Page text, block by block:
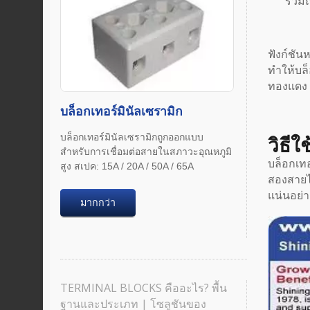
บล็อกเทอร์มินัลเซรามิก
บล็อกเทอร์มินัลเซรามิกถูกออกแบบ
สำหรับการเชื่อมต่อสายในสภาวะอุณหภูมิ
สูง สเปค: 15A / 20A / 50A / 65A
มากกว่า
TERMINAL BLOCKS คืออะไร? พื้น
ฐานและประเภท | โซลูชันของ
ฟังก์ชัน
ทำให้บ
ทองแดง
วิธีใ
บล็อกเ
สองสา
แน่นอย่